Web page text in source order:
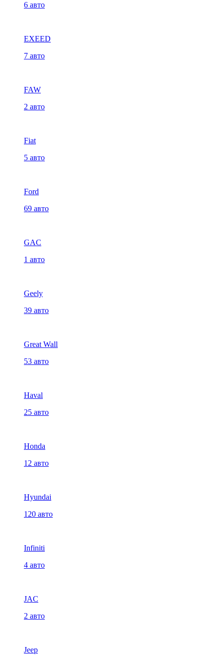
6 авто
EXEED
7 авто
FAW
2 авто
Fiat
5 авто
Ford
69 авто
GAC
1 авто
Geely
39 авто
Great Wall
53 авто
Haval
25 авто
Honda
12 авто
Hyundai
120 авто
Infiniti
4 авто
JAC
2 авто
Jeep